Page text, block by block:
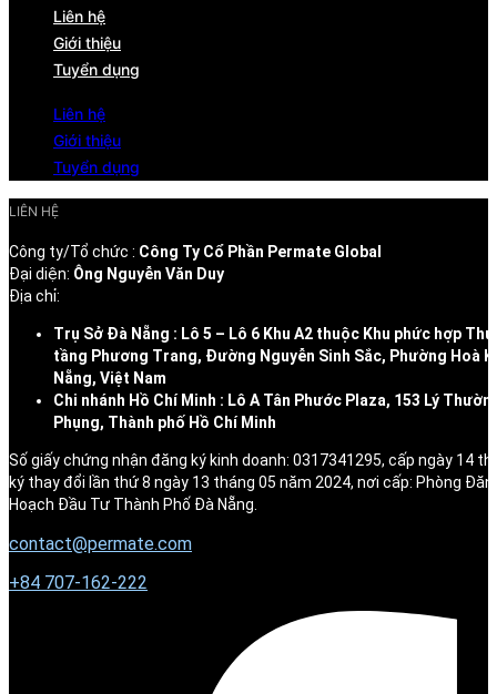
Liên hệ
Giới thiệu
Tuyển dụng
Liên hệ
Giới thiệu
Tuyển dụng
LIÊN HỆ
Công ty/Tổ chức : Công Ty Cổ Phần Permate Global
Đại diện: Ông Nguyễn Văn Duy
Địa chỉ:
Trụ Sở Đà Nẵng : Lô 5 – Lô 6 Khu A2 thuộc Khu phức hợp
tầng Phương Trang, Đường Nguyễn Sinh Sắc, Phường Hoà
Nẵng, Việt Nam
Chi nhánh Hồ Chí Minh : Lô A Tân Phước Plaza, 153 Lý
Phụng, Thành phố Hồ Chí Minh
Số giấy chứng nhận đăng ký kinh doanh: 0317341295, cấp ngày 14
ký thay đổi lần thứ 8 ngày 13 tháng 05 năm 2024, nơi cấp: Phòng
Hoạch Đầu Tư Thành Phố Đà Nẵng.
contact@permate.com
+84 707-162-222